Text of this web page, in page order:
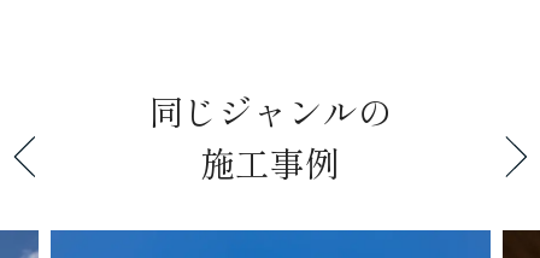
同じジャンルの
施工事例